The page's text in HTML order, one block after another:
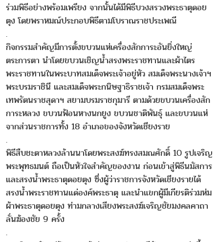
ร่วมพิธีอย่างพร้อมเพรียง จากนั้นได้มีพิธีบวงสรวงพระธาตุดอย
ตุง โดยพราหมณ์ประกอบพิธีตามโบราณราชประเพณี
.
กิจกรรมสำคัญมีการตั้งขบวนแห่เครื่องสักการะอันยิ่งใหญ่
ตระการตา นำโดยขบวนเชิญน้ำสรงพระราชทานและผ้าไตร
พระราชทานในพระบาทสมเด็จพระเจ้าอยู่หัว สมเด็จพระนางเจ้าฯ
พระบรมราชินี และสมเด็จพระกนิษฐาธิราชเจ้า กรมสมเด็จพระ
เทพรัตนราชสุดาฯ สยามบรมราชกุมารี ตามด้วยขบวนเครื่องสัก
การะหลวง ขบวนฟ้อนหางนกยูง ขบวนชาติพันธุ์ และขบวนแห่
จากส่วนราชการทั้ง 18 อำเภอของจังหวัดเชียงราย
.
พิธีสืบชะตาหลวงล้านนาโดยพระสงฆ์ทรงสมณศักดิ์ 10 รูปเจริญ
พระพุทธมนต์ ถือเป็นหัวใจสำคัญของงาน ก่อนเข้าสู่พิธีนมัสการ
และสรงน้ำพระธาตุดอยตุง ซึ่งผู้ว่าราชการจังหวัดเชียงรายได้
สรงน้ำพระราชทานแด่องค์พระธาตุ และนำแขกผู้มีเกียรติร่วมห่ม
ผ้าพระธาตุดอยตุง ท่ามกลางเสียงพระสงฆ์เจริญชัยมงคลคาถา
ลั่นฆ้องชัย 9 ครั้ง
.